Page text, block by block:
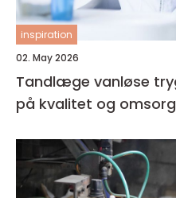
inspiration
02. May 2026
Tandlæge vanløse tryg tandpleje med fokus
på kvalitet og omsorg